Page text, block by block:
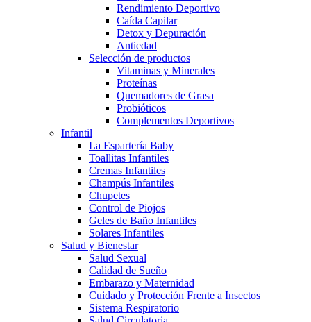
Rendimiento Deportivo
Caída Capilar
Detox y Depuración
Antiedad
Selección de productos
Vitaminas y Minerales
Proteínas
Quemadores de Grasa
Probióticos
Complementos Deportivos
Infantil
La Espartería Baby
Toallitas Infantiles
Cremas Infantiles
Champús Infantiles
Chupetes
Control de Piojos
Geles de Baño Infantiles
Solares Infantiles
Salud y Bienestar
Salud Sexual
Calidad de Sueño
Embarazo y Maternidad
Cuidado y Protección Frente a Insectos
Sistema Respiratorio